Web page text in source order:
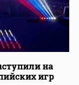
на
игр